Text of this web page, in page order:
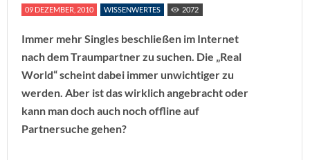
09 DEZEMBER, 2010 WISSENWERTES 2072
Immer mehr Singles beschließen im Internet
nach dem Traumpartner zu suchen. Die „Real
World“ scheint dabei immer unwichtiger zu
werden. Aber ist das wirklich angebracht oder
kann man doch auch noch offline auf
Partnersuche gehen?